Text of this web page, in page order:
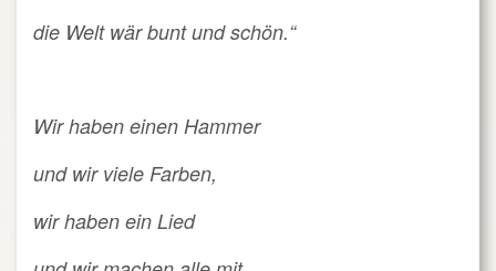
die Welt wär bunt und schön.“
Wir haben einen Hammer
und wir viele Farben,
wir haben ein Lied